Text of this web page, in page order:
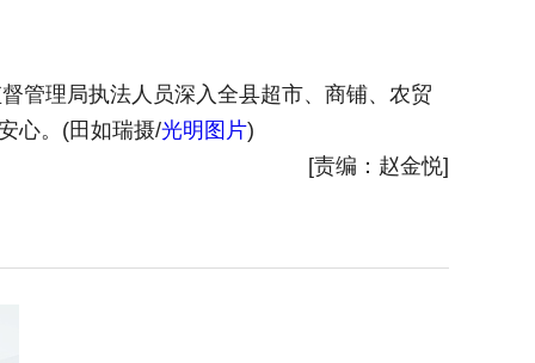
理局执法人员深入全县超市、商铺、农贸
心。(田如瑞摄/光明图片)
[责编：赵金悦]